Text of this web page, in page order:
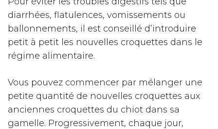
diarrhées, flatulences, vomissements ou
ballonnements, il est conseillé d’introduire
petit à petit les nouvelles croquettes dans le
régime alimentaire.
Vous pouvez commencer par mélanger une
petite quantité de nouvelles croquettes aux
anciennes croquettes du chiot dans sa
gamelle. Progressivement, chaque jour,